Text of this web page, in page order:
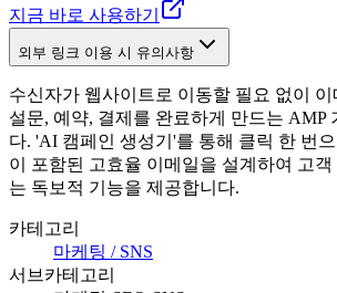
지금 바로 사용하기
외부 링크 이용 시 유의사항
수신자가 웹사이트로 이동할 필요 없이 이
설문, 예약, 결제를 완료하게 만드는 AMP
다. 'AI 캠페인 생성기'를 통해 클릭 한 번
이 포함된 고효율 이메일을 설계하여 고
는 독보적 기능을 제공합니다.
카테고리
마케팅 / SNS
서브카테고리